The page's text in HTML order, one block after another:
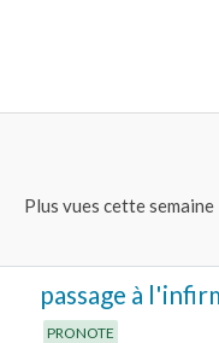
Plus vues cette semaine
passage à
PRONOTE